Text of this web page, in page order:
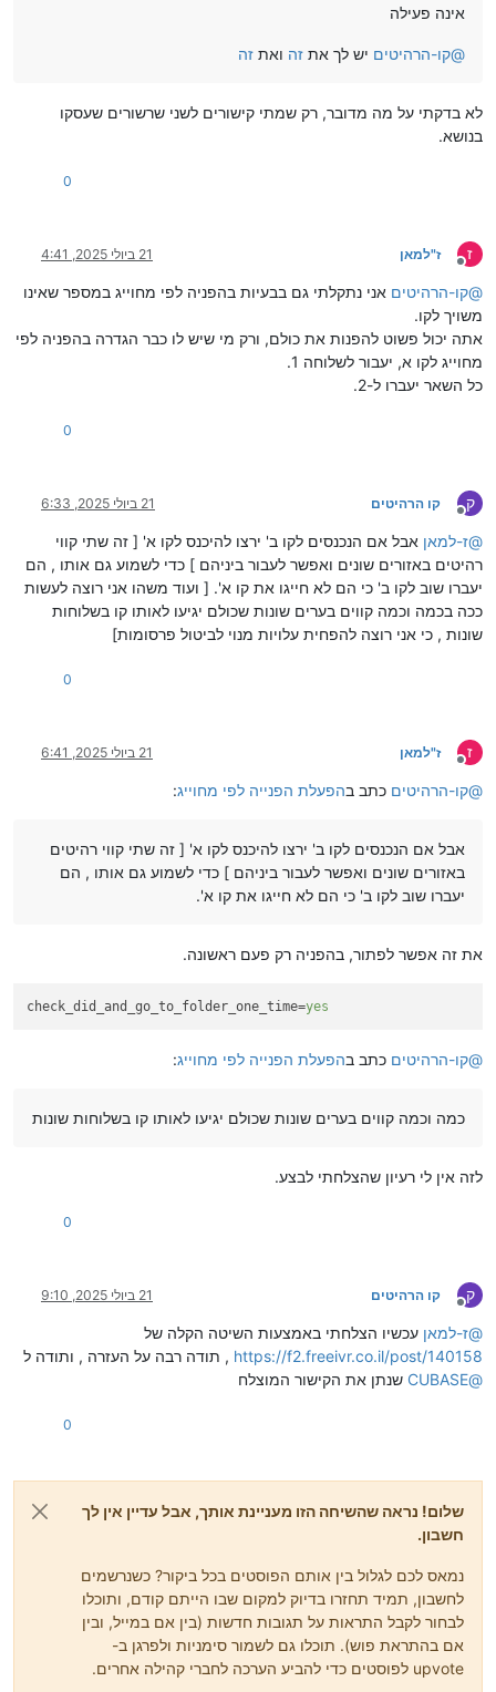
אינה פעילה
@קו-הרהיטים יש לך את זה ואת זה
לא בדקתי על מה מדובר, רק שמתי קישורים לשני שרשורים שעסקו
בנושא.
0
ז
מנותק
ז"למאן 21 ביולי 2025, 4:41
@קו-הרהיטים אני נתקלתי גם בבעיות בהפניה לפי מחוייג במספר שאינו
משויך לקו.
אתה יכול פשוט להפנות את כולם, ורק מי שיש לו כבר הגדרה בהפניה לפי
מחוייג לקו א, יעבור לשלוחה 1.
כל השאר יעברו ל-2.
0
ק
מנותק
קו הרהיטים 21 ביולי 2025, 6:33
@ז-למאן אבל אם הנכנסים לקו ב' ירצו להיכנס לקו א' [ זה שתי קווי
רהיטים באזורים שונים ואפשר לעבור ביניהם ] כדי לשמוע גם אותו , הם
יעברו שוב לקו ב' כי הם לא חייגו את קו א'. [ ועוד משהו אני רוצה לעשות
ככה בכמה וכמה קווים בערים שונות שכולם יגיעו לאותו קו בשלוחות
שונות , כי אני רוצה להפחית עלויות מנוי לביטול פרסומות]
0
ז
מנותק
ז"למאן 21 ביולי 2025, 6:41
@קו-הרהיטים כתב בהפעלת הפנייה לפי מחוייג:
אבל אם הנכנסים לקו ב' ירצו להיכנס לקו א' [ זה שתי קווי רהיטים
באזורים שונים ואפשר לעבור ביניהם ] כדי לשמוע גם אותו , הם
יעברו שוב לקו ב' כי הם לא חייגו את קו א'.
את זה אפשר לפתור, בהפניה רק פעם ראשונה.
check_did_and_go_to_folder_one_time=yes
@קו-הרהיטים כתב בהפעלת הפנייה לפי מחוייג:
כמה וכמה קווים בערים שונות שכולם יגיעו לאותו קו בשלוחות שונות
לזה אין לי רעיון שהצלחתי לבצע.
0
ק
מנותק
קו הרהיטים 21 ביולי 2025, 9:10
@ז-למאן עכשיו הצלחתי באמצעות השיטה הקלה של
https://f2.freeivr.co.il/post/140158 , תודה רבה על העזרה , ותודה ל
@
CUBASE שנתן את הקישור המוצלח
0
שלום! נראה שהשיחה הזו מעניינת אותך, אבל עדיין אין לך
חשבון.
נמאס לכם לגלול בין אותם הפוסטים בכל ביקור? כשנרשמים
לחשבון, תמיד תחזרו בדיוק למקום שבו הייתם קודם, ותוכלו
לבחור לקבל התראות על תגובות חדשות (בין אם במייל, ובין
אם בהתראת פוש). תוכלו גם לשמור סימניות ולפרגן ב-
upvote לפוסטים כדי להביע הערכה לחברי קהילה אחרים.